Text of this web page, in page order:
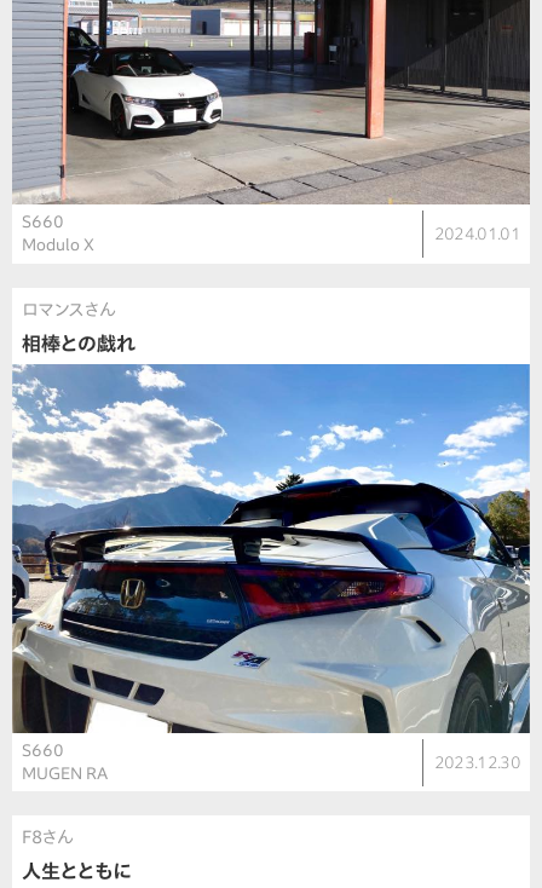
S660
Modulo X
2024.01.01
ロマンスさん
相棒との戯れ
S660
MUGEN RA
2023.12.30
F8さん
人生とともに